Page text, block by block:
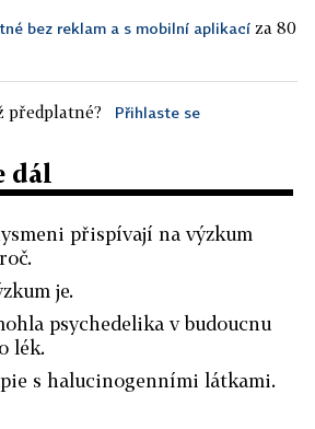
bez reklam a s mobilní aplikací za 80
předplatné? Přihlaste se
dál
přispívají na výzkum
je.
psychedelika v budoucnu
lék.
s halucinogenními látkami.